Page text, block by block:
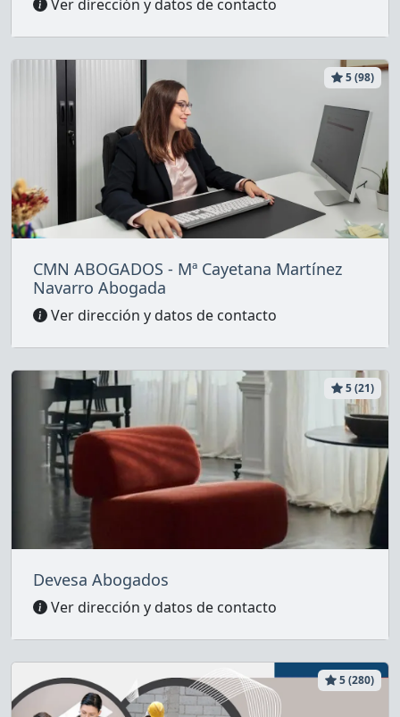
Ver dirección y datos de contacto
5 (98)
CMN ABOGADOS - Mª Cayetana Martínez
Navarro Abogada
Ver dirección y datos de contacto
5 (21)
Devesa Abogados
Ver dirección y datos de contacto
5 (280)